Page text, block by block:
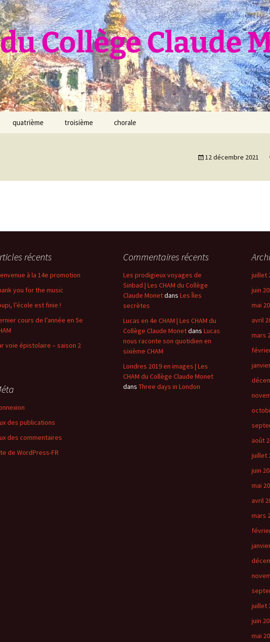
Collège Claude
quatrième troisième chorale
12 décembre 2021
récents
à la 14e promotion
you for the music
l’école est finie !
cours de l’année en 5e
voie épistolaire – saison 2
Commentaires récents
Les prodigieux voyages de
Sinbad | Les CHAM du Collège
Claude Monetdans Les Îles
secrètes
Lucas en 4e CHAM | Les CHAM du
Collège Claude Monetdans Lucas
nous raconte son quotidien en
sixième CHAM
Londres 2019 en images | Les
CHAM du Collège Claude Monet
dans Three days in London
juillet
juin
mai
avril
mars
août
juillet
juin
mai
avril
mars
juillet
juin
mai
des publications
des commentaires
de WordPress-FR